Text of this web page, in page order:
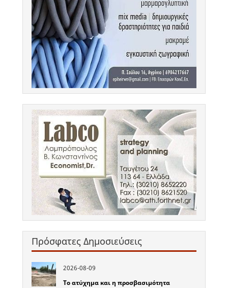
Πρόσφατες Δημοσιεύσεις
2026-08-09
Το ατύχημα και η προσβασιμότητα